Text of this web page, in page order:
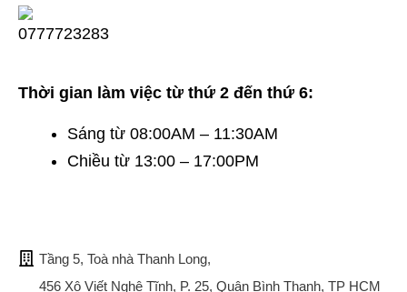
Thời gian làm việc từ thứ 2 đến thứ 6:
Sáng từ 08:00AM – 11:30AM
Chiều từ 13:00 – 17:00PM
Tầng 5, Toà nhà Thanh Long,
456 Xô Viết Nghệ Tĩnh, P. 25, Quận Bình Thạnh, TP HCM